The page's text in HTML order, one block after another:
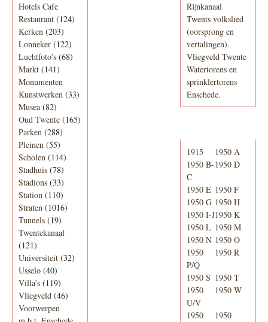
Hotels Cafe
Restaurant (124)
Kerken (203)
Lonneker (122)
Luchtfoto's (68)
Markt (141)
Monumenten
Kunstwerken (33)
Musea (82)
Oud Twente (165)
Parken (288)
Pleinen (55)
Scholen (114)
Stadhuis (78)
Stadions (33)
Station (110)
Straten (1016)
Tunnels (19)
Twentekanaal
(121)
Universiteit (32)
Usselo (40)
Villa's (119)
Vliegveld (46)
Voorwerpen
Rijnkanaal
Twents volkslied
(oorsprong en
vertalingen).
Vliegveld Twente
Watertorens en
sprinklertorens
Enschede.
1915
1950 A
1950 B-
C
1950 D
1950 E 1950 F
1950 G 1950 H
1950 I-J1950 K
1950 L 1950 M
1950 N 1950 O
1950
P/Q
1950 R
1950 S 1950 T
1950
U/V
1950 W
1950
1950